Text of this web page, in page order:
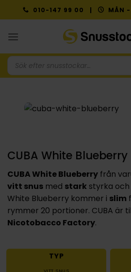
to
010-147 99 00 | MÅN
Produktsökning
CUBA White Blueberry
CUBA White Blueberry från
vitt snus med stark styrka
White Blueberry kommer i slim
rymmer 20 portioner. CUBA är
Nicotobacco Factory.
TYP